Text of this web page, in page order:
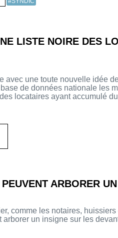
LISTE NOIRE DES
avec une toute nouvelle idée
de données nationale les
locataires ayant accumulé
ARBORER
comme les notaires,
arborer un insigne sur les